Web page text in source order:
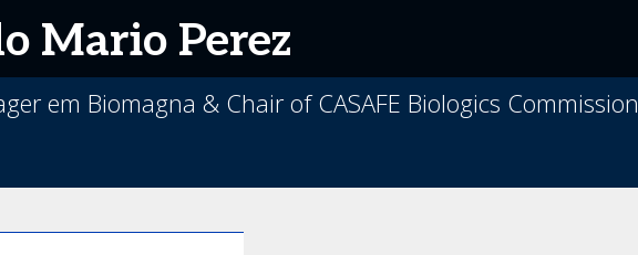
Mario Perez
em Biomagna & Chair of CASAFE Biologics Commission